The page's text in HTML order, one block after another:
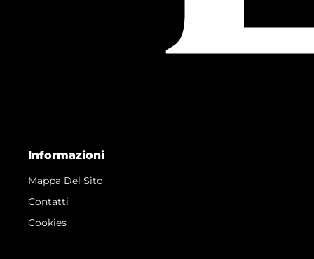
Informazioni
Mappa Del Sito
Contatti
Cookies